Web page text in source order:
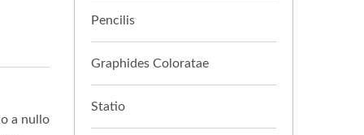
a nullo
Pencilis
Graphides Coloratae
Statio